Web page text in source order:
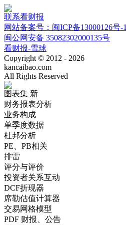
联系看财报
网站备案号：闽ICP备13000126号-1
闽公网安备 35082302000135号
看财报-雪球
Copyright © 2012 - 2026
kancaibao.com
All Rights Reserved
图表集 新
财务报表分析
业务构成
单季度数据
杜邦分析
PE、PB相关
排雷
评分与评价
投资者关系互动
DCF折现器
席勒估值计算器
交易网格模型
PDF 财报、公告